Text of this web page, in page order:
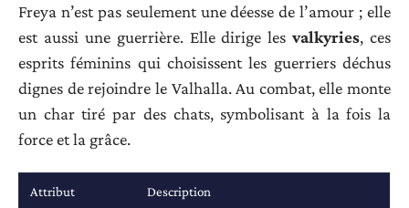
Freya n’est pas seulement une déesse de l’amour ; elle
est aussi une guerrière. Elle dirige lesvalkyries, ces
esprits féminins qui choisissent les guerriers déchus
dignes de rejoindre le Valhalla. Au combat, elle monte
un char tiré par des chats, symbolisant à la fois la
force et la grâce.
Attribut Description